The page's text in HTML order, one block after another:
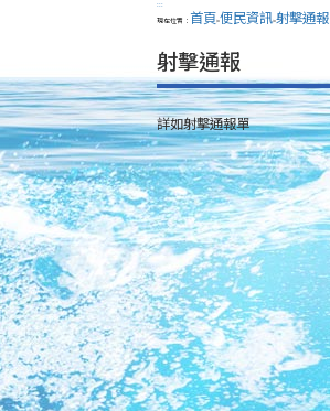
:::
現在位置： 首頁>便民資訊>射擊通報
射擊通報
詳如射擊通報單